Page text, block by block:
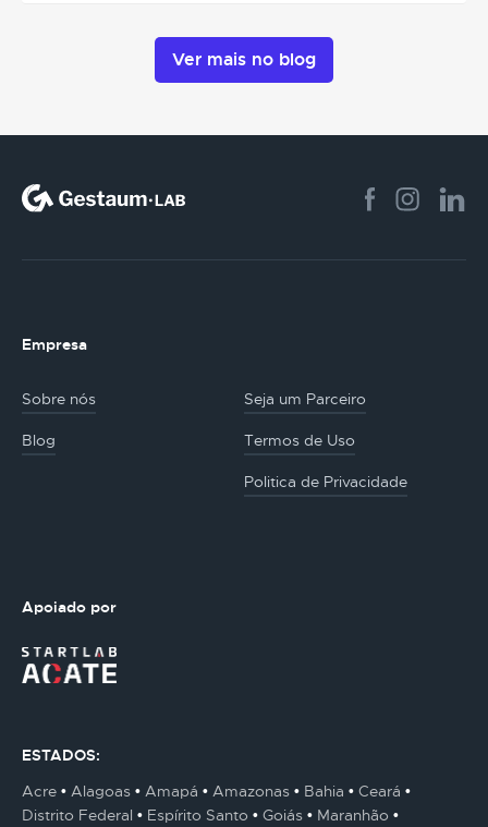
Ver mais no blog
Empresa
Sobre nós Seja um Parceiro
Blog Termos de Uso
Politica de Privacidade
Apoiado por
ESTADOS:
Acre
Alagoas Amapá Amazonas Bahia
Ceará
Distrito Federal
Espírito Santo Goiás Maranhão